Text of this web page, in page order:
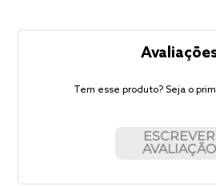
Tem esse produto? Seja o
ESCREVER
AVALIAÇÃO